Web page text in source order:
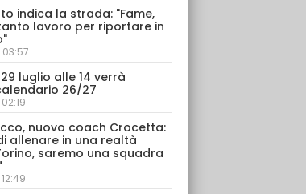
indica la strada: "Fame,
lavoro per riportare in
luglio alle 14 verrà
26/27
nuovo coach Crocetta:
allenare in una realtà
saremo una squadra